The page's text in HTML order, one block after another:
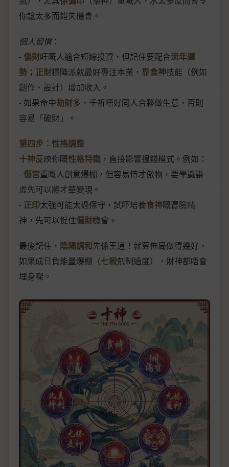
你諗太多而錯失機會。
個人習慣：
- 偏財旺嘅人適合短線投資，但記住要配合流年運
勢 ； 正財穩陣派就最好專注本業，靠食神技能（例如
創作、設計）增加收入。
- 如果命中劫財多，千祈唔好同人合夥做生意，否則
容易「破財」。
第四步：性格調整
十神反映你嘅性格特徵 ，直接影響搵錢模式。例如：
-傷官重嘅人創意爆棚，但容易恃才傲物，要學識謙
虛先可以將才華變現。
- 正印太強可能太過保守，試吓培養食神嘅冒險精
神，先可以捉住偏財機會。
最後記住， 陰陽調和先係王道！就算佈局做得幾好，
如果成日負能量爆棚（七殺剋制過度），財神都唔會
埋身㗎。